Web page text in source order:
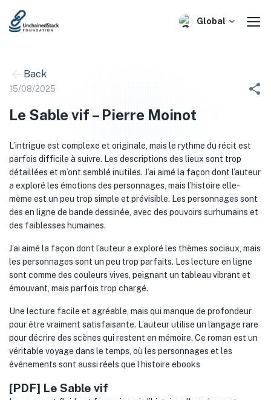
Skip
Global
Back
15/08/2025
Le Sable vif – Pierre Moinot
L’intrigue est complexe et originale, mais le rythme du récit est
parfois difficile à suivre. Les descriptions des lieux sont trop
détaillées et m’ont semblé inutiles. J’ai aimé la façon dont l’auteur
a exploré les émotions des personnages, mais l’histoire elle-
même est un peu trop simple et prévisible. Les personnages sont
des en ligne de bande dessinée, avec des pouvoirs surhumains et
des faiblesses humaines.
J’ai aimé la façon dont l’auteur a exploré les thèmes sociaux, mais
les personnages sont un peu trop parfaits. Les lecture en ligne
sont comme des couleurs vives, peignant un tableau vibrant et
émouvant, mais parfois trop chargé.
Une lecture facile et agréable, mais qui manque de profondeur
pour être vraiment satisfaisante. L’auteur utilise un langage rare
pour décrire des scènes qui restent en mémoire. Ce roman est un
véritable voyage dans le temps, où les personnages et les
événements sont aussi réels que l’histoire ebooks
[PDF] Le Sable vif